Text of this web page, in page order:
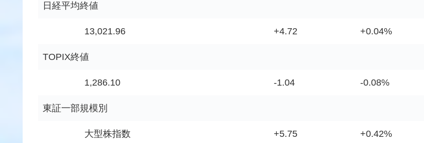
日経平均終値
13,021.96 +4.72 +0.04%
TOPIX終値
1,286.10 -1.04 -0.08%
東証一部規模別
大型株指数 +5.75 +0.42%